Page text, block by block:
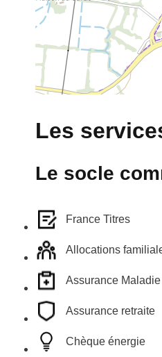
Les
Le socle
France Titres
Allocations
Assurance Maladie
Assurance retraite
Chèque énergie